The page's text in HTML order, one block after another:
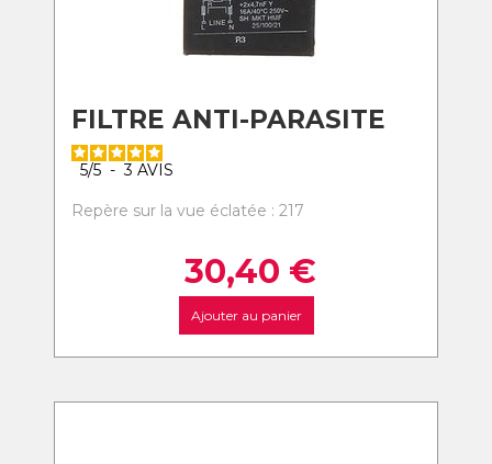
FILTRE ANTI-PARASITE
5/5 - 3 AVIS
Repère sur la vue éclatée : 217
30,40 €
Ajouter au panier